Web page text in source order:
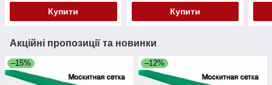
Купити Купити
Акційні пропозиції та новинки
–15% –12%